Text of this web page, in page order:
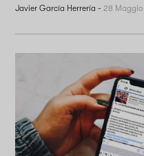
Javier García Herrería -28